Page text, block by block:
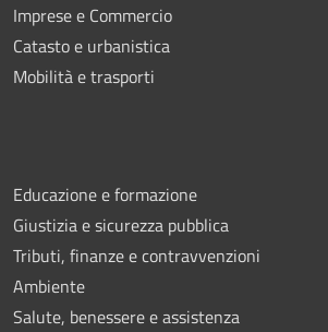
Imprese e Commercio
Catasto e urbanistica
Mobilità e trasporti
Educazione e formazione
Giustizia e sicurezza pubblica
Tributi, finanze e contravvenzioni
Ambiente
Salute, benessere e assistenza